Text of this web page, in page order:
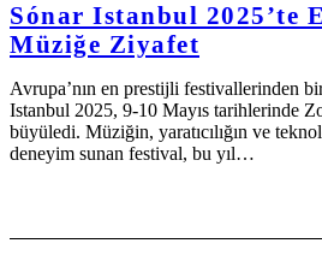
Sónar Istanbul 2025’te
Müziğe Ziyafet
Avrupa’nın en prestijli festivallerinden
Istanbul 2025, 9-10 Mayıs tarihlerinde
büyüledi. Müziğin, yaratıcılığın ve
deneyim sunan festival, bu yıl…